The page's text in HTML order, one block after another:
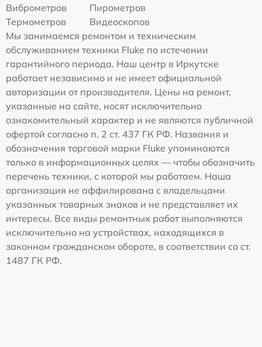
Виброметров
Пирометров
Термометров
Видеоскопов
Мы занимаемся ремонтом и техническим
обслуживанием техники Fluke по истечении
гарантийного периода. Наш центр в Иркутске
работает независимо и не имеет официальной
авторизации от производителя. Цены на ремонт,
указанные на сайте, носят исключительно
ознакомительный характер и не являются публичной
офертой согласно п. 2 ст. 437 ГК РФ. Названия и
обозначения торговой марки Fluke упоминаются
только в информационных целях — чтобы обозначить
перечень техники, с которой мы работаем. Наша
организация не аффилирована с владельцами
указанных товарных знаков и не представляет их
интересы. Все виды ремонтных работ выполняются
исключительно на устройствах, находящихся в
законном гражданском обороте, в соответствии со ст.
1487 ГК РФ.